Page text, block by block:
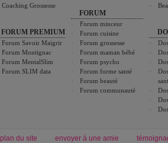
Coaching Grossesse
FORUM PREMIUM
Forum Savoir Maigrir
Forum Montignac
Forum MentalSlim
Forum SLIM data
FORUM
Forum minceur
Forum cuisine
Forum grossesse
Forum maman bébé
Forum psycho
Forum forme santé
Forum beauté
Forum communauté
plan du site envoyer à une amie